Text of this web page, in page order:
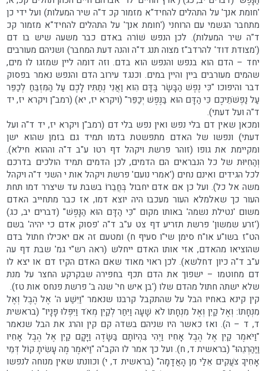
'חומת אנך' על התהלים להחיד"א מזמור קכ ד"ה שיר המעלות) ועל ידי כן
מתחבר הגשמי עם הרוחני ('חומת אנך' על התהלים להחיד"א מזמור קכ
ד"ה שיר המעלות). לכן הנפש שׁוֹרה באדם כבר משעה שיש בו דם
('מצודת דוד' להרדב"ז מצוה תנג ד"ה והנה דעת המחבר) ושניהם מעורבים
יחד – הדם הוא בנפש והנפש הוא בדם. וזה דומה ליין שמזגו לו מים,
שהמים מעורבים ביין והיין במים. וכנגד עירוב הדם והנפש נאמר בפסוק
דבר והיפוכו "כִּי נֶפֶשׁ הַבָּשָׂר בַּדָּם הִוא וַאֲנִי נְתַתִּיו לָכֶם עַל הַמִּזְבֵּחַ לְכַפֵּר
עַל נַפְשֹׁתֵיכֶם כִּי הַדָּם הוּא בַּנֶּפֶשׁ יְכַפֵּר" (ויקרא יז, יא) (רמב"ן ויקרא יז, יד
ד"ה ועל דעתי).
ומכאן שאין דם בלי נפש ואין נפש בלי דם (רמב"ן ויקרא יז, יד ד"ה ועל
דעתי) ונפשו של האדם מתפשטת בדמו תמיד גם בזמן שהוא ישן
ומקיימת את גופו (זוהר פרשת ויקהל דף רטו ע"ב ד"ה וההוא חילא).
וְהַחִיּוּת של כל הנבראים הם הדמים, לכן הדמים תמיד הולכים בדרכם
לכל הגידים ואינם נחים ('אמרי נועם' פרשת ויקהל אות י השני ד"ה ויקהל
משה אל כל). ועל כן אם אדם יחבול בְּחֲבֵרוֹ בשבת עד שיצרר דמו תחת
העור כך שאלמלא העור מעכבו היה יוצא דמו, אז כבר מתחייב האדם
משום 'נטילת נשמה' באותו מקום "כִּי הַדָּם הוּא הַנָּפֶשׁ" (דברים יב, כג)
('זרע שמשון' פרשת תזריע דף צט ע"ב ד"ה 'פסוק אדם כי יהיה' בשם
הט"ז בשו"ע או"ח סימן שי"ו סעיף ח) ומטעם זה אם יאכילו חתול בדם
שהוציאו מהאדם, אזי אותו האדם ייחלש (ראה רש"י גמ' שבת דף עה
ע"ב ד"ה כיון דחלשא). לכן ראוי מאוד שאם האדם הקיז דם או יצא לו
דם מחוטמו – ישפוך את הדם תכף בחפירה שבקרקע החצר על מנת
שלא ישתה חתול מהדם שלו ('בן איש חי' שנה ב' פרשת פנחס אות טז).
קין קינא באחיו הבל על שהתקבל קרבנו שנאמר "וַיִּשַׁע ה' אֶל הֶבֶל וְאֶל
מִנְחָתוֹ: וְאֶל קַיִן וְאֶל מִנְחָתוֹ לֹא שָׁעָה וַיִּחַר לְקַיִן מְאֹד וַיִּפְּלוּ פָּנָיו" (בראשית
ד, ד – ה). ואז כאשר היו שניהם בשדה קם קין והרג את הבל שנאמר
"וַיֹּאמֶר קַיִן אֶל הֶבֶל אָחִיו וַיְהִי בִּהְיוֹתָם בַּשָּׂדֶה וַיָּקָם קַיִן אֶל הֶבֶל אָחִיו
וַיַּהַרְגֵהוּ" (בראשית ד, ח). ועל כך אמר לו הקב"ה "וַיֹּאמֶר מֶה עָשִׂיתָ קוֹל דְּמֵי
אָחִיךָ צֹעֲקִים אֵלַי מִן הָאֲדָמָה" (בראשית ד, י) וכוונתו שאין מנוחה לנפשו